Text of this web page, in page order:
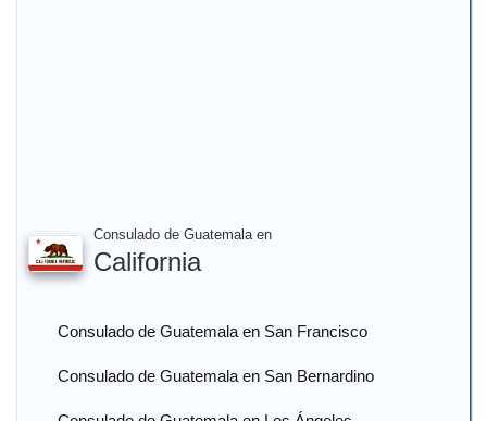
Consulado de Guatemala en
California
Consulado de Guatemala en San Francisco
Consulado de Guatemala en San Bernardino